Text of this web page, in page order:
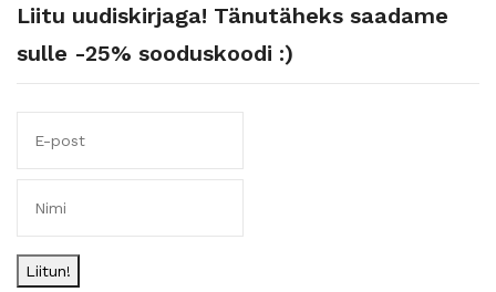
Liitu uudiskirjaga! Tänutäheks saadame
sulle -25% sooduskoodi :)
Liitun!